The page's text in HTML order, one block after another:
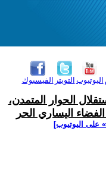
الفيسبوك التويتر اليوتيوب
الحوار المتمدن،
اليساري الحر
على اليوتيوب]